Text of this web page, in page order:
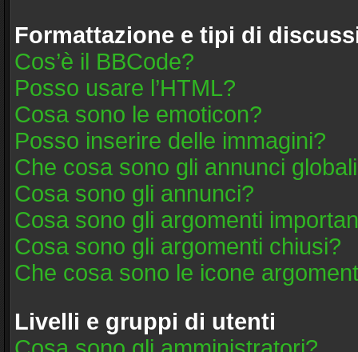
Formattazione e tipi di
Cos’è il BBCode?
Posso usare l’HTML?
Cosa sono le emoticon?
Posso inserire delle immagini?
Che cosa sono gli annunci
Cosa sono gli annunci?
Cosa sono gli argomenti
Cosa sono gli argomenti chiusi?
Che cosa sono le icone
Livelli e gruppi di utenti